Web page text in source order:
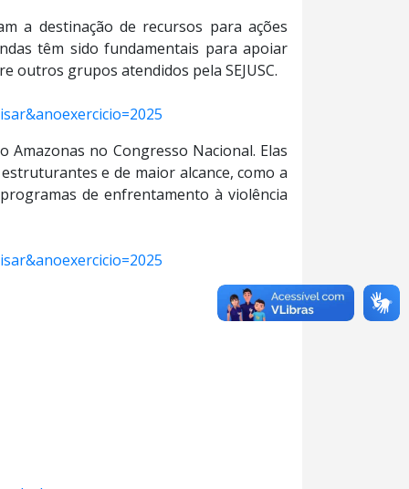
a destinação de recursos para ações
têm sido fundamentais para apoiar
outros grupos atendidos pela SEJUSC.
no Congresso Nacional. Elas
e de maior alcance, como a
de enfrentamento à violência